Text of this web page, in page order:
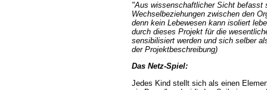
"Aus wissenschaftlicher Sicht befasst
Wechselbeziehungen zwischen den
denn kein Lebewesen kann isoliert
durch dieses Projekt für die
sensibilisiert werden und sich selber
der Projektbeschreibung)
Das Netz-Spiel:
Jedes Kind stellt sich als einen